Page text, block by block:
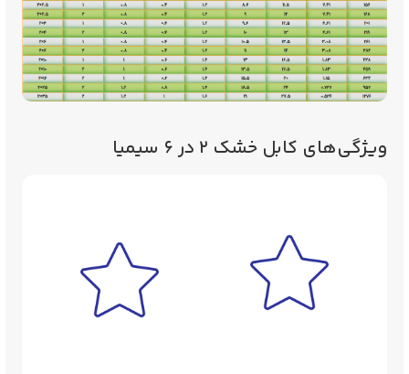
ویژگی‌های کابل خشک ۲ در ۶ سیمیا